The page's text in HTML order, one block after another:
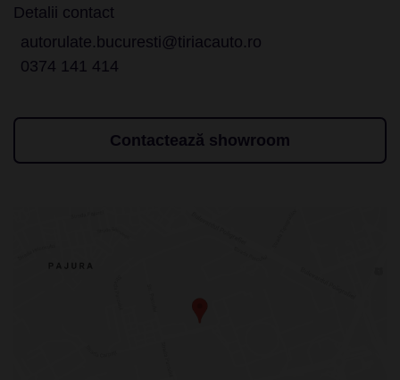
Detalii contact
autorulate.bucuresti@tiriacauto.ro
0374 141 414
Contactează showroom